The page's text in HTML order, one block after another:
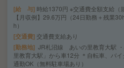
給 与 時給1370円 ※交通費全額支給（
【月収例】29.6万円（24日勤務＋残業
h）
交通費 交通費支給あり
勤務地 JR札沼線 あいの里教育大駅
里教育大駅」から車12分 ＊自転車、バ
通勤OK（無料駐車場あり）